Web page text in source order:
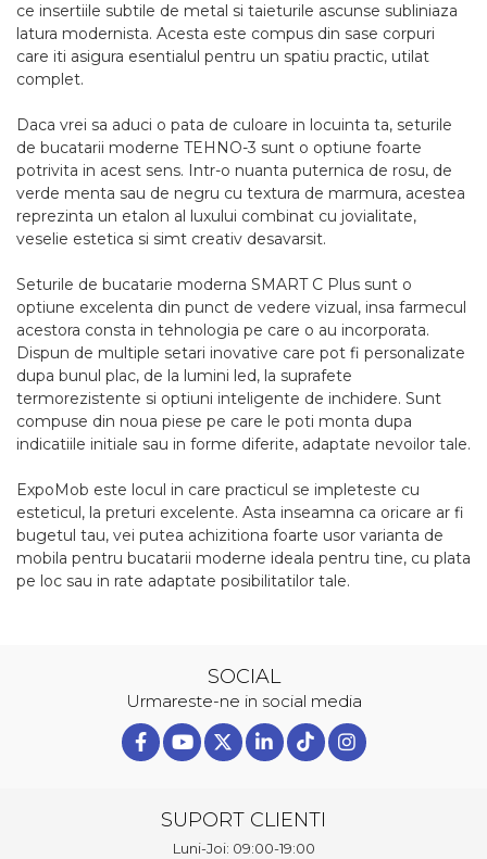
ce insertiile subtile de metal si taieturile ascunse subliniaza
latura modernista. Acesta este compus din sase corpuri
care iti asigura esentialul pentru un spatiu practic, utilat
complet.
Daca vrei sa aduci o pata de culoare in locuinta ta, seturile
de bucatarii moderne TEHNO-3 sunt o optiune foarte
potrivita in acest sens. Intr-o nuanta puternica de rosu, de
verde menta sau de negru cu textura de marmura, acestea
reprezinta un etalon al luxului combinat cu jovialitate,
veselie estetica si simt creativ desavarsit.
Seturile de bucatarie moderna SMART C Plus sunt o
optiune excelenta din punct de vedere vizual, insa farmecul
acestora consta in tehnologia pe care o au incorporata.
Dispun de multiple setari inovative care pot fi personalizate
dupa bunul plac, de la lumini led, la suprafete
termorezistente si optiuni inteligente de inchidere. Sunt
compuse din noua piese pe care le poti monta dupa
indicatiile initiale sau in forme diferite, adaptate nevoilor tale.
ExpoMob este locul in care practicul se impleteste cu
esteticul, la preturi excelente. Asta inseamna ca oricare ar fi
bugetul tau, vei putea achizitiona foarte usor varianta de
mobila pentru bucatarii moderne ideala pentru tine, cu plata
pe loc sau in rate adaptate posibilitatilor tale.
SOCIAL
Urmareste-ne in social media
SUPORT CLIENTI
Luni-Joi: 09:00-19:00